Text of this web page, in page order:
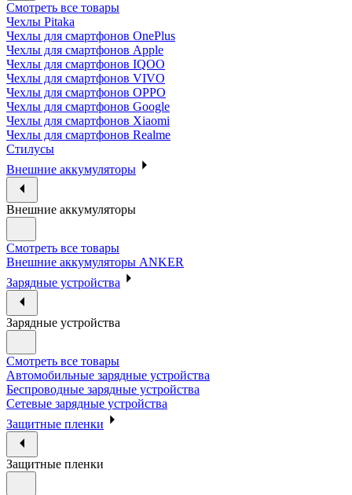
Смотреть все товары
Чехлы Pitaka
Чехлы для смартфонов OnePlus
Чехлы для смартфонов Apple
Чехлы для смартфонов IQOO
Чехлы для смартфонов VIVO
Чехлы для смартфонов OPPO
Чехлы для смартфонов Google
Чехлы для смартфонов Xiaomi
Чехлы для смартфонов Realme
Стилусы
Внешние аккумуляторы
Внешние аккумуляторы
Смотреть все товары
Внешние аккумуляторы ANKER
Зарядные устройства
Зарядные устройства
Смотреть все товары
Автомобильные зарядные устройства
Беспроводные зарядные устройства
Сетевые зарядные устройства
Защитные пленки
Защитные пленки